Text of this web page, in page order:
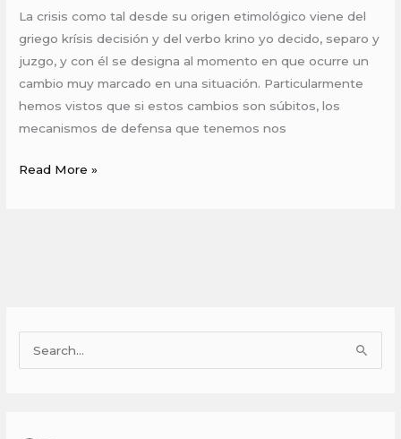
La crisis como tal desde su origen etimológico viene del
griego krísis decisión y del verbo krino yo decido, separo y
juzgo, y con él se designa al momento en que ocurre un
cambio muy marcado en una situación. Particularmente
hemos vistos que si estos cambios son súbitos, los
mecanismos de defensa que tenemos nos
Read More »